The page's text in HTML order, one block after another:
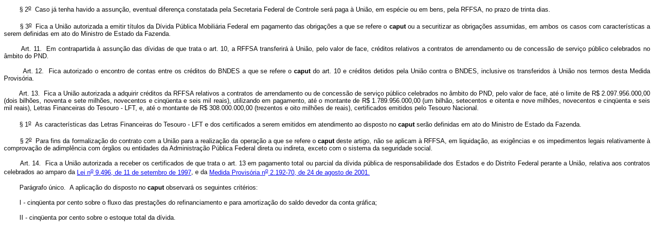
§ 2o Caso já tenha havido a assunção, eventual diferença constatada pela Secretaria Federal de Controle será paga à União, em espécie ou em bens, pela RFFSA, no prazo de trinta dias.
§ 3o Fica a União autorizada a emitir títulos da Dívida Pública Mobiliária Federal em pagamento das obrigações a que se refere o caputou a securitizar as obrigações assumidas, em ambos os casos com características a
serem definidas em ato do Ministro de Estado da Fazenda.
Art. 11. Em contrapartida à assunção das dívidas de que trata o art. 10, a RFFSA transferirá à União, pelo valor de face, créditos relativos a contratos de arrendamento ou de concessão de serviço público celebrados no
âmbito do PND.
Art. 12. Fica autorizado o encontro de contas entre os créditos do BNDES a que se refere ocaputdo art. 10 e créditos detidos pela União contra o BNDES, inclusive os transferidos à União nos termos desta Medida
Provisória.
Art. 13. Fica a União autorizada a adquirir créditos da RFFSA relativos a contratos de arrendamento ou de concessão de serviço público celebrados no âmbito do PND, pelo valor de face, até o limite de R$ 2.097.956.000,00
(dois bilhões, noventa e sete milhões, novecentos e cinqüenta e seis mil reais), utilizando em pagamento, até o montante de R$ 1.789.956.000,00 (um bilhão, setecentos e oitenta e nove milhões, novecentos e cinqüenta e seis
mil reais), Letras Financeiras do Tesouro - LFT, e, até o montante de R$ 308.000.000,00 (trezentos e oito milhões de reais), certificados emitidos pelo Tesouro Nacional.
§ 1o As características das Letras Financeiras do Tesouro - LFT e dos certificados a serem emitidos em atendimento ao disposto no caputserão definidas em ato do Ministro de Estado da Fazenda.
§ 2oPara fins da formalização do contrato com a União para a realização da operação a que se refere ocaputdeste artigo, não se aplicam à RFFSA, em liquidação, as exigências e os impedimentos legais relativamente à
comprovação de adimplência com órgãos ou entidades da Administração Pública Federal direta ou indireta, exceto com o sistema da seguridade social.
Art. 14. Fica a União autorizada a receber os certificados de que trata o art. 13 em pagamento total ou parcial da dívida pública de responsabilidade dos Estados e do Distrito Federal perante a União, relativa aos contratos
celebrados ao amparo da
Lei no 9.496, de 11 de setembro de 1997, e da Medida Provisória no 2.192-70, de 24 de agosto de 2001.
Parágrafo único. A aplicação do disposto no caputobservará os seguintes critérios:
I - cinqüenta por cento sobre o fluxo das prestações do refinanciamento e para amortização do saldo devedor da conta gráfica;
II - cinqüenta por cento sobre o estoque total da dívida.